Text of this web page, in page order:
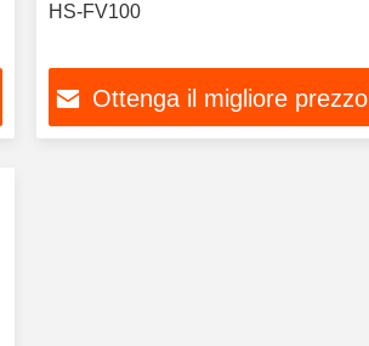
HS-FV100
Ottenga il migliore prezzo